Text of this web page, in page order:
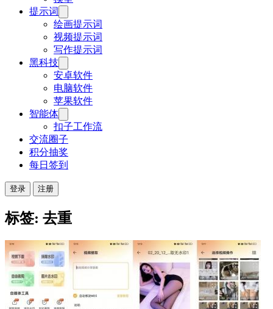
提示词
绘画提示词
视频提示词
写作提示词
黑科技
安卓软件
电脑软件
苹果软件
智能体
扣子工作流
交流圈子
积分抽奖
每日签到
登录 注册
标签: 去重